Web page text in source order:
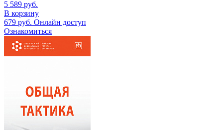
5 589 руб.
В корзину
679 руб. Онлайн доступ
Ознакомиться